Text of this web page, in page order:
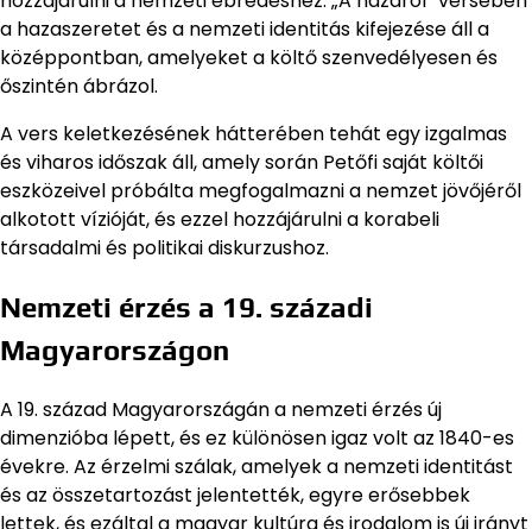
a hazaszeretet és a nemzeti identitás kifejezése áll a
középpontban, amelyeket a költő szenvedélyesen és
őszintén ábrázol.
A vers keletkezésének hátterében tehát egy izgalmas
és viharos időszak áll, amely során Petőfi saját költői
eszközeivel próbálta megfogalmazni a nemzet jövőjéről
alkotott vízióját, és ezzel hozzájárulni a korabeli
társadalmi és politikai diskurzushoz.
Nemzeti érzés a 19. századi
Magyarországon
A 19. század Magyarországán a nemzeti érzés új
dimenzióba lépett, és ez különösen igaz volt az 1840-es
évekre. Az érzelmi szálak, amelyek a nemzeti identitást
és az összetartozást jelentették, egyre erősebbek
lettek, és ezáltal a magyar kultúra és irodalom is új irányt